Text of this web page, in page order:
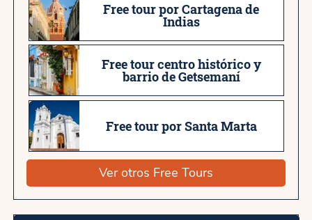
Free tour por Cartagena de
Indias
Free tour centro histórico y
barrio de Getsemaní
Free tour por Santa Marta
Ver otros Free Tours